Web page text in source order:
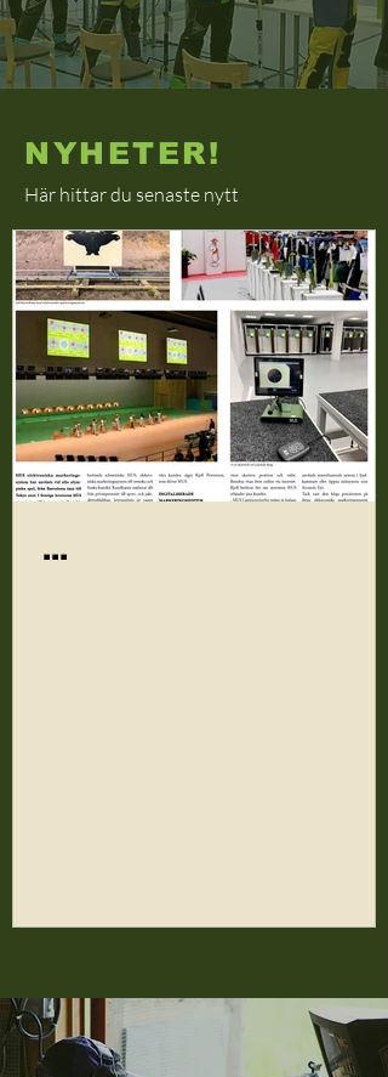
NYHETER!
Här hittar du senaste nytt
...